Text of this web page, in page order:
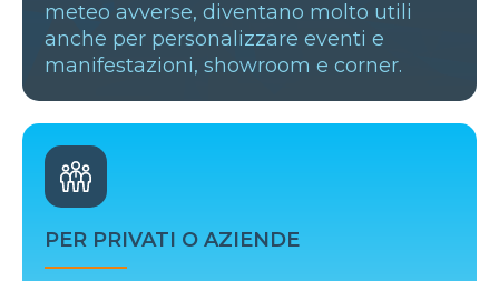
meteo avverse, diventano molto utili
anche per personalizzare eventi e
manifestazioni, showroom e corner.
PER PRIVATI O AZIENDE